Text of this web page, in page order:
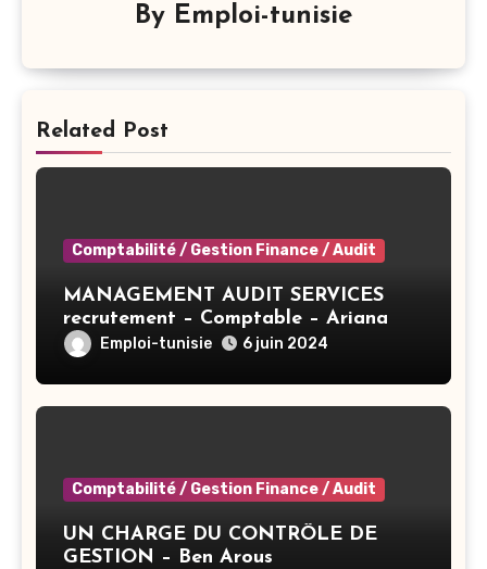
By Emploi-tunisie
Related Post
Comptabilité / Gestion Finance / Audit
MANAGEMENT AUDIT SERVICES
recrutement – Comptable – Ariana
Emploi-tunisie 6 juin 2024
Comptabilité / Gestion Finance / Audit
UN CHARGE DU CONTRÔLE DE
GESTION – Ben Arous